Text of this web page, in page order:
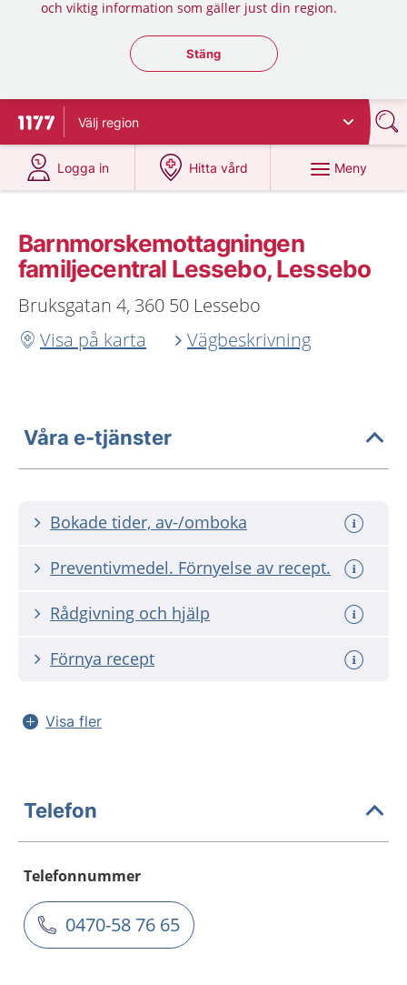
och viktig information som gäller just din region.
Stäng regionsväljaren
Stäng
Till startsidan för 1177
Välj region
Logga in
på 1177.se
Hitta vård
på 1177.se
Meny
Barnmorskemottagningen
familjecentral Lessebo, Lessebo
Bruksgatan 4, 360 50 Lessebo
Visa på karta
Vägbeskrivning
Våra e-tjänster
Bokade tider, av-/omboka
Preventivmedel. Förnyelse av recept.
Rådgivning och hjälp
Förnya recept
Visa fler
Telefon
Telefonnummer
0470-58 76 65